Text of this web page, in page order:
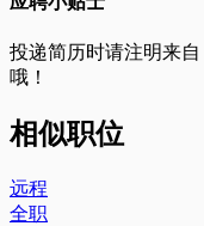
投递简历时请注明来自
哦！
相似职位
远程
全职